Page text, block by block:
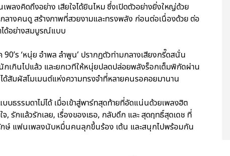
ลงคิดถึงอย่าง เสียใจได้ยินไหม ซึ่งเปิดตัวอย่างยิ่งใหญ่ด้วย
างคนดู สร้างภาพที่สวยงามและทรงพลัง ก่อนต่อเนื่องด้วย ต่อ
ได้อย่างสมบูรณ์แบบ
‘หนุ่ย อำพล ลำพูน’ ปรากฏตัวท่ามกลางเสียงกรี๊ดสนั่น
เกินไปแล้ว และยกเวทีให้หนุ่ยปลดปล่อยพลังร็อกเต็มพิกัดผ่าน
ด้สัมผัสโมเมนต์แห่งความทรงจำที่หลายคนรอคอยมานาน
บธรรมดาไม่ได้ เมื่อเข้าสู่พาร์ทสุดท้ายที่อัดแน่นด้วยเพลงฮิต
, รักแล้วรักเลย, เรื่องของเธอ, กลับดึก และ สุดฤทธิ์สุดเดช ที่
กษ์ แฟนเพลงนับหมื่นคนลุกขึ้นร้อง เต้น และสนุกไปพร้อมกัน